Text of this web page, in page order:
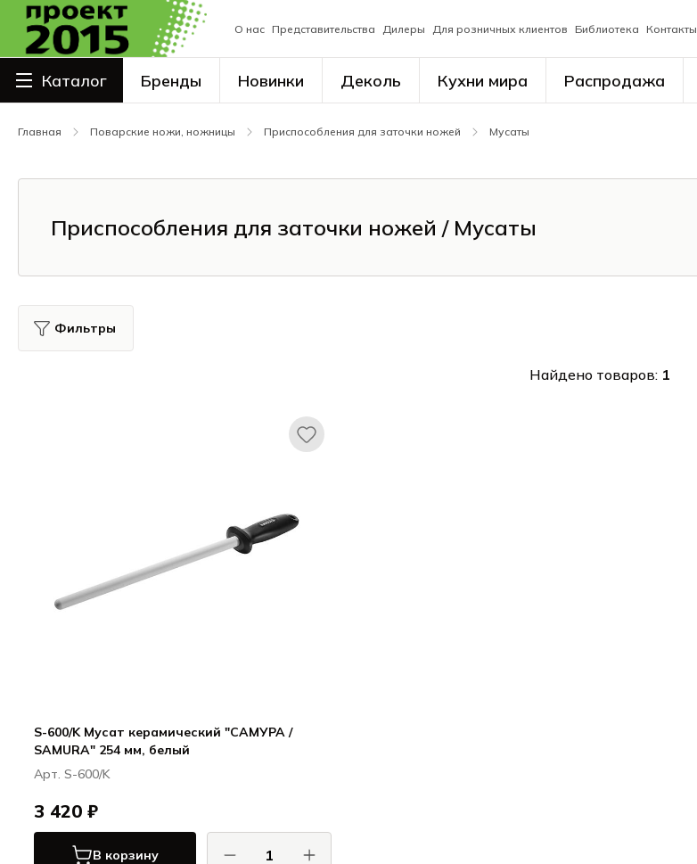
О нас Представительства Дилеры Для розничных клиентов Библиотека Контакты
Каталог Бренды Новинки Деколь Кухни мира Распродажа
Столовая посуда
Сервировка
Наплитная посуда
инвентарь
Главная Поварские ножи, ножницы Приспособления для заточки ножей Мусаты
Приспособления для заточки ножей / Мусаты
Фильтры
Найдено товаров: 1
S-600/K Мусат керамический "САМУРА /
SAMURA" 254 мм, белый
Арт. S-600/K
3 420 ₽
В корзину